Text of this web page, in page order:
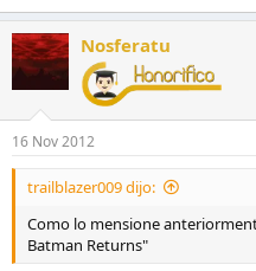
Nosferatu
16 Nov 2012
trailblazer009 dijo:
Como lo mensione
Batman Returns"